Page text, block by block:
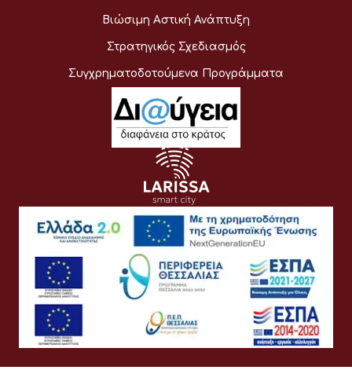
Βιώσιμη Αστική Ανάπτυξη
Στρατηγικός Σχεδιασμός
Συγχρηματοδοτούμενα Προγράμματα